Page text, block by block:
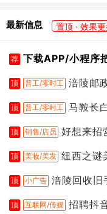
最新信息 置顶 · 效果
荐 下载APP/小程序
顶 普工/零时工 涪陵邮
顶 普工/零时工 马鞍长
顶 销售/店员 好想来招
顶 美妆/美发 纽西之谜
顶 小广告 涪陵回收旧
顶 互联网/传媒 招聘抖